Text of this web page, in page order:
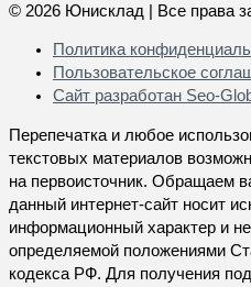
© 2026 Юнисклад | Все права
Политика
Пользовательское
Сайт разработан Seo-
Перепечатка и любое
текстовых материалов
на первоисточник. Обращаем
данный интернет-сайт носит
информационный характер и
определяемой положениями
кодекса РФ. Для получения